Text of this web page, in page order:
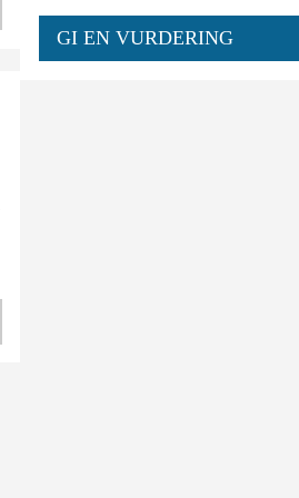
GI EN VURDERING